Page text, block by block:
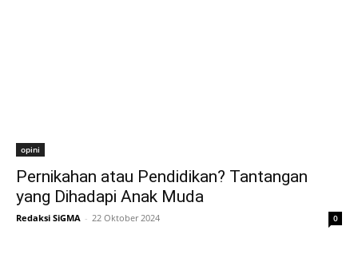
opini
Pernikahan atau Pendidikan? Tantangan
yang Dihadapi Anak Muda
Redaksi SiGMA - 22 Oktober 2024 0